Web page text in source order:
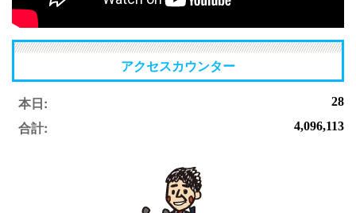
アクセスカウンター
本日: 28
合計: 4,096,113